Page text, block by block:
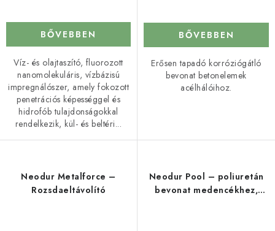
BŐVEBBEN
Víz- és olajtaszító, fluorozott
nanomolekuláris, vízbázisú
impregnálószer, amely fokozott
penetrációs képességgel és
hidrofób tulajdonságokkal
rendelkezik, kül- és beltéri...
BŐVEBBEN
Erősen tapadó korróziógátló
bevonat betonelemek
acélhálóihoz.
Neodur Metalforce –
Rozsdaeltávolító
Neodur Pool – poliuretán
bevonat medencékhez,